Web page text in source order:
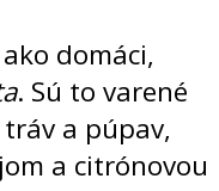
domáci,
. Sú to varené
a púpav,
a citrónovou